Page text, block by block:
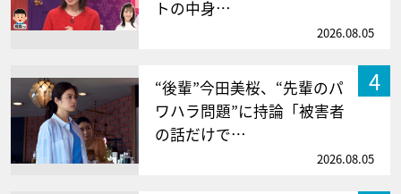
トの中身…
2026.08.05
4
“後輩”今田美桜、“先輩のパ
ワハラ問題”に持論「被害者
の話だけで…
2026.08.05